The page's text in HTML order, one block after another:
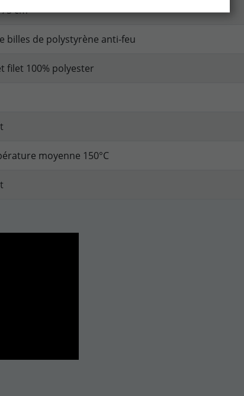
cm
billes de polystyrène anti-feu
filet 100% polyester
moyenne 150°C